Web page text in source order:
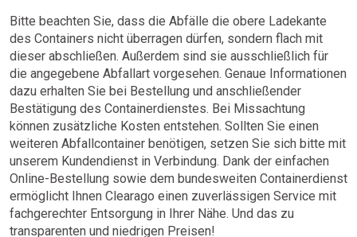
Bitte beachten Sie, dass die Abfälle die obere Ladekante
des Containers nicht überragen dürfen, sondern flach mit
dieser abschließen. Außerdem sind sie ausschließlich für
die angegebene Abfallart vorgesehen. Genaue Informationen
dazu erhalten Sie bei Bestellung und anschließender
Bestätigung des Containerdienstes. Bei Missachtung
können zusätzliche Kosten entstehen. Sollten Sie einen
weiteren Abfallcontainer benötigen, setzen Sie sich bitte mit
unserem Kundendienst in Verbindung. Dank der einfachen
Online-Bestellung sowie dem bundesweiten Containerdienst
ermöglicht Ihnen Clearago einen zuverlässigen Service mit
fachgerechter Entsorgung in Ihrer Nähe. Und das zu
transparenten und niedrigen Preisen!